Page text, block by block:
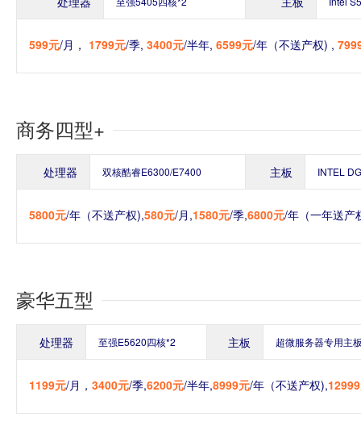
599元/月， 1799元/季, 3400元/半年, 6599元/年（不送产权) ,
商务四型+
处理器 双核酷睿E6300/E7400 主板 INTEL
5800元/年（不送产权),580元/月,1580元/季,6800元/年（一年送产
豪华五型
处理器 至强E5620四核*2 主板 超微服务器专用主
1199元/月， 3400元/季,6200元/半年,8999元/年（不送产权),